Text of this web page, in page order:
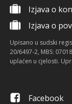
Izjava o
Izjava o
Upisano u sudski
20/6497-2, MBS:
uplaćen u cjelosti.
Facebook